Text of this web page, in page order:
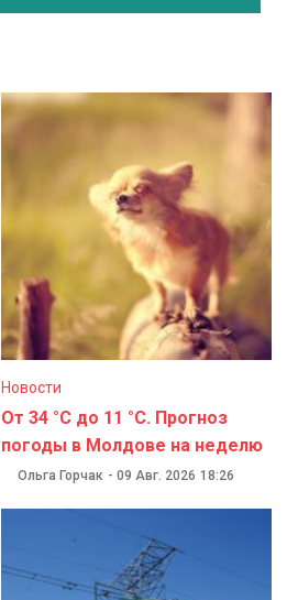
Новости
От 34 °C до 11 °C. Прогноз
погоды в Молдове на неделю
Ольга Горчак - 09 Авг. 2026 18:26